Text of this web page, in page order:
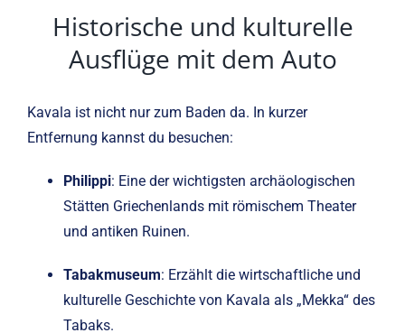
Historische und kulturelle
Ausflüge mit dem Auto
Kavala ist nicht nur zum Baden da. In kurzer
Entfernung kannst du besuchen:
Philippi: Eine der wichtigsten archäologischen
Stätten Griechenlands mit römischem Theater
und antiken Ruinen.
Tabakmuseum: Erzählt die wirtschaftliche und
kulturelle Geschichte von Kavala als „Mekka“ des
Tabaks.